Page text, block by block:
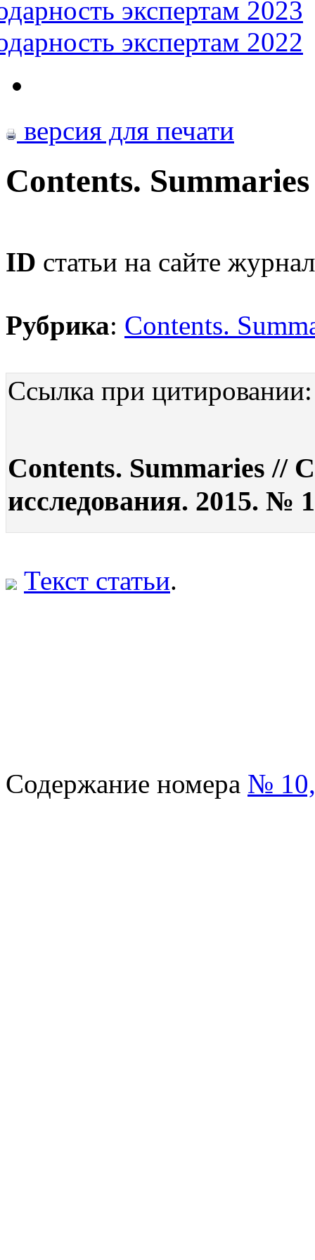
экспертам 2023
экспертам 2022
версия для печати
Contents. Summaries
ID статьи на сайте
Рубрика: Contents.
Ссылка при цитировании:
Contents. Summaries //
исследования. 2015. №
Текст статьи.
Содержание номера №